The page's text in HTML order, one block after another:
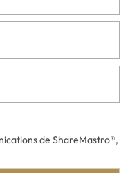
de ShareMastro®,